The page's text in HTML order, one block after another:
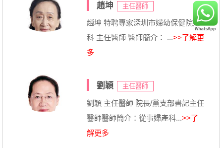
趙坤 主任醫師
趙坤 特聘專家深圳市婦幼保健院婦
科 主任醫師 醫師簡介： ...>>了解更
多
劉穎 主任醫師
劉穎 主任醫師 院長/黨支部書記主任
醫師醫師簡介：從事婦產科...>>了
解更多